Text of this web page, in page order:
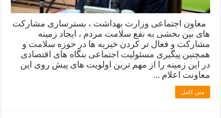
معاون اجتماعی وزارت بهداشت ، بسترسازی مشارکت
های بین بخشی به نفع سلامت مردم ، ایجاد زمینه
مشارکت و فعال تر کردن خیریه ها در حوزه سلامت و
همچنین پیگیری مسئولیت اجتماعی بنگاه های اقتصادی
در این زمینه را از مهم ترین اولویت های پیش روی این
معاونت اعلام …
متن کامل